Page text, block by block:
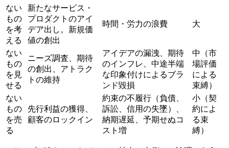
ない
もの
を考
える
新たなサービス・
プロダクトのアイ
デア出し。新規価
値の創出
時間・労力の浪費 大
ない
もの
を見
せる
ニーズ調査、期待
の創出、アトラク
トの維持
アイデアの漏洩、期待
のインフレ、中途半端
な印象付けによるブラ
ンド毀損
中（市
場評価
による
束縛）
ない
もの
を売
る
先行利益の獲得、
顧客のロックイン
約束の不履行（負債、
訴訟、信用の失墜）、
納期遅延、予期せぬコ
スト増
小（契
約によ
る束
縛）